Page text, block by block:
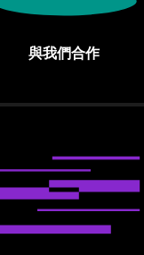
與我們合作